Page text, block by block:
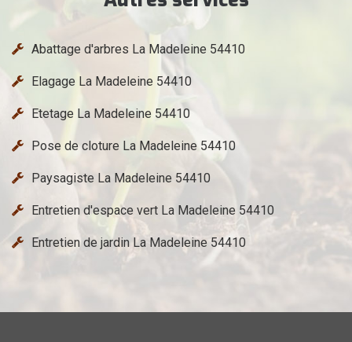
Abattage d'arbres La Madeleine 54410
Elagage La Madeleine 54410
Etetage La Madeleine 54410
Pose de cloture La Madeleine 54410
Paysagiste La Madeleine 54410
Entretien d'espace vert La Madeleine 54410
Entretien de jardin La Madeleine 54410